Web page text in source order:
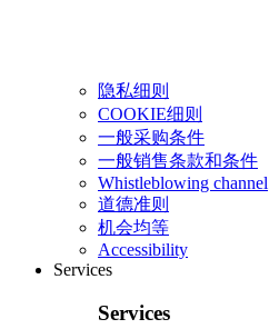
隐私细则
COOKIE细则
一般采购条件
一般销售条款和条件
Whistleblowing channel
道德准则
机会均等
Accessibility
Services
Services